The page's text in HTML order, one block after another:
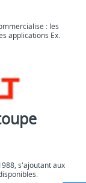
: les
applications Ex.
s'ajoutant aux